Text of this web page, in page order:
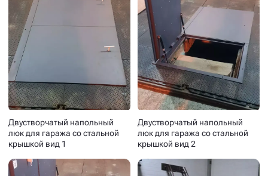
Двустворчатый напольный
люк для гаража со стальной
крышкой вид 1
Двустворчатый напольный
люк для гаража со стальной
крышкой вид 2